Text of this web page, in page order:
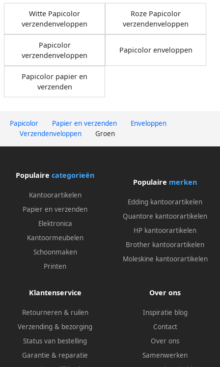
Papicolor Papier en verzenden
Enveloppen
Verzendenveloppen
Groen
Witte Papicolor
verzendenveloppen
Roze Papicolor
verzendenveloppen
Papicolor
verzendenveloppen
Papicolor enveloppen
Papicolor papier en
verzenden
Populaire categorieën
Kantoorartikelen
Papier en verzenden
Elektronica
Kantoormeubelen
Schoonmaken
Printen
Populaire merken
Edding kantoorartikelen
Quantore kantoorartikelen
HP kantoorartikelen
Brother kantoorartikelen
Moleskine kantoorartikelen
Klantenservice
Retourneren & ruilen
Verzending & bezorging
Status van bestelling
Garantie & reparatie
Over ons
Inspiratie blog
Contact
Over ons
Samenwerken